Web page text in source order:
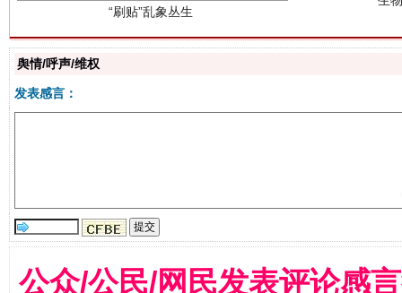
揭批美国五大"原罪" "炒
舆情/呼声/维权
发表感言：
公众/公民/网民发表评论感